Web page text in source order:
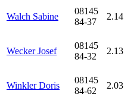
Walch Sabine
08145
84-37
2.14
Wecker Josef
08145
84-32
2.13
Winkler Doris
08145
84-62
2.03